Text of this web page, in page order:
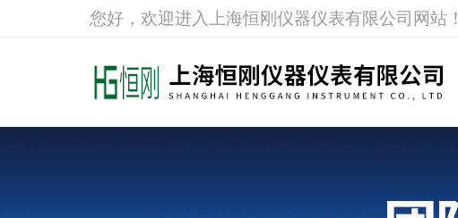
您好，欢迎进入上海恒刚仪器仪表有限公司网站！